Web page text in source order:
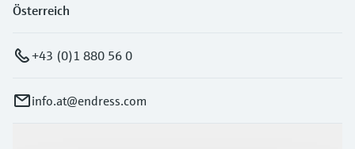
Österreich
+43 (0)1 880 56 0
info.at@endress.com